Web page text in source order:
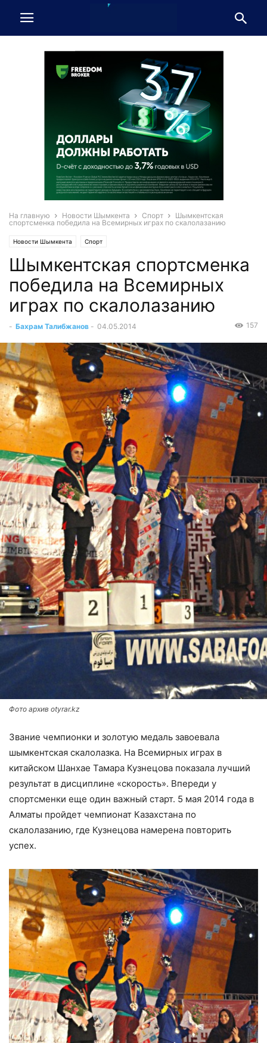
На главную Новости Шымкента Спорт
Шымкентская
спортсменка победила на Всемирных играх по скалолазанию
Новости Шымкента Спорт
Шымкентская спортсменка
победила на Всемирных
играх по скалолазанию
- Бахрам Талибжанов - 04.05.2014 157
Фото архив otyrar.kz
Звание чемпионки и золотую медаль завоевала
шымкентская скалолазка. На Всемирных играх в
китайском Шанхае Тамара Кузнецова показала лучший
результат в дисциплине «скорость». Впереди у
спортсменки еще один важный старт. 5 мая 2014 года в
Алматы пройдет чемпионат Казахстана по
скалолазанию, где Кузнецова намерена повторить
успех.